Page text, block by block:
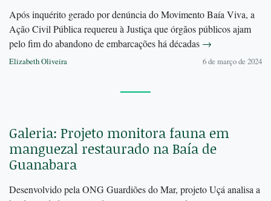
Após inquérito gerado por denúncia do Movimento Baía Viva, a
Ação Civil Pública requereu à Justiça que órgãos públicos ajam
pelo fim do abandono de embarcações há décadas →
Elizabeth Oliveira 6 de março de 2024
Galeria: Projeto monitora fauna em
manguezal restaurado na Baía de
Guanabara
Desenvolvido pela ONG Guardiões do Mar, projeto Uçá analisa a